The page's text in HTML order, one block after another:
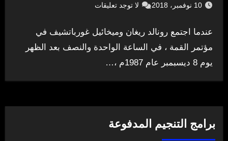
10 نوفمبر، 2018 لا توجد تعليقات
عندما اجتمع رونالد ريغان وميخائيل غورباتشيف في
مؤتمر القمة ، في الساعة الواحدة والنصف بعد الظهر
يوم 8 ديسبمبر عام 1987م ،…
برامج التنجيم المدفوعة